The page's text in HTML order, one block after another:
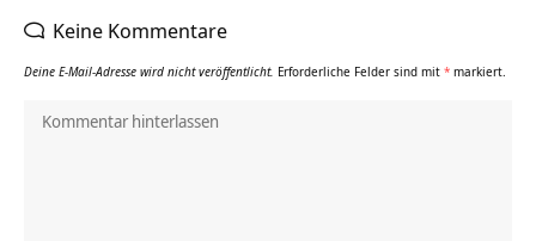
Keine Kommentare
Deine E-Mail-Adresse wird nicht veröffentlicht. Erforderliche Felder sind mit * markiert.